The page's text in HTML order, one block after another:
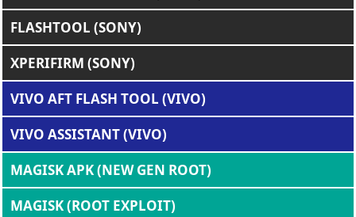
FLASHTOOL (SONY)
XPERIFIRM (SONY)
VIVO AFT FLASH TOOL (VIVO)
VIVO ASSISTANT (VIVO)
MAGISK APK (NEW GEN ROOT)
MAGISK (ROOT EXPLOIT)